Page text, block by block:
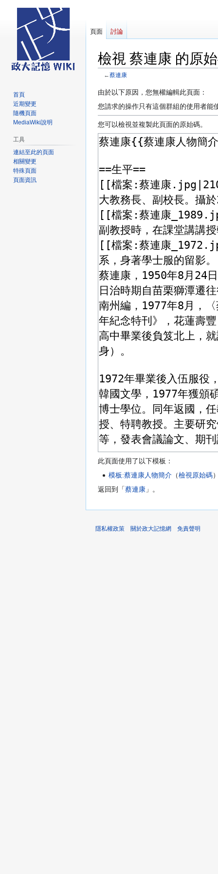
檢視 蔡連康 的原
←蔡連康
跳
至
覽
跳
至
尋
由於以下原因，您無權編輯此頁面：
您請求的操作只有這個群組的使用者能
您可以檢視並複製此頁面的原始碼。
此頁面使用了以下模板：
模板:蔡連康人物簡介 （檢視原始碼
返回到「蔡連康 」。
頁面 討論
首頁
近期變更
隨機頁面
MediaWiki說明
工具
連結至此的頁面
相關變更
特殊頁面
頁面資訊
隱私權政策 關於政大記憶網 免責聲明